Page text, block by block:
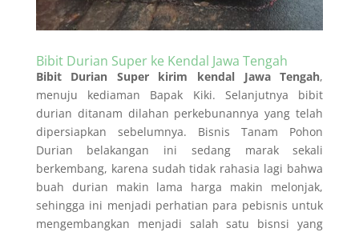
Bibit Durian Super ke Kendal Jawa Tengah
Bibit Durian Super kirim kendal Jawa Tengah,
menuju kediaman Bapak Kiki. Selanjutnya bibit
durian ditanam dilahan perkebunannya yang telah
dipersiapkan sebelumnya. Bisnis Tanam Pohon
Durian belakangan ini sedang marak sekali
berkembang, karena sudah tidak rahasia lagi bahwa
buah durian makin lama harga makin melonjak,
sehingga ini menjadi perhatian para pebisnis untuk
mengembangkan menjadi salah satu bisnsi yang